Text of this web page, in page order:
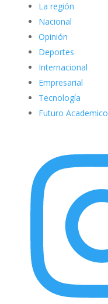
La región
Nacional
Opinión
Deportes
Internacional
Empresarial
Tecnología
Futuro Academico